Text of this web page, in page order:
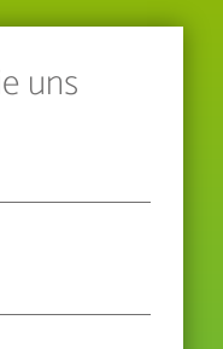
uns